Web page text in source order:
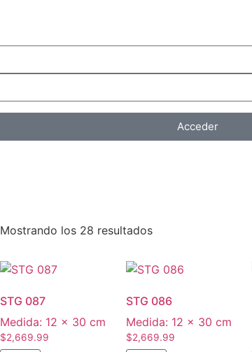
Acceder
Mostrando los 28 resultados
STG 087
Medida: 12 × 30 cm
$2,669.99
STG 086
Medida: 12 × 30 cm
$2,669.99